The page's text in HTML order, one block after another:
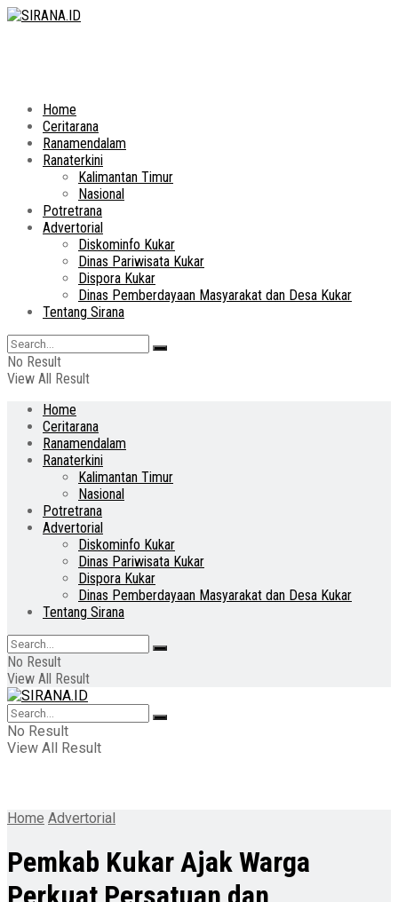
Home
Ceritarana
Ranamendalam
Ranaterkini
Kalimantan Timur
Nasional
Potretrana
Advertorial
Diskominfo Kukar
Dinas Pariwisata Kukar
Dispora Kukar
Dinas Pemberdayaan Masyarakat dan Desa Kukar
Tentang Sirana
No Result
View All Result
Home
Ceritarana
Ranamendalam
Ranaterkini
Kalimantan Timur
Nasional
Potretrana
Advertorial
Diskominfo Kukar
Dinas Pariwisata Kukar
Dispora Kukar
Dinas Pemberdayaan Masyarakat dan Desa Kukar
Tentang Sirana
No Result
View All Result
No Result
View All Result
Home Advertorial
Pemkab Kukar Ajak Warga